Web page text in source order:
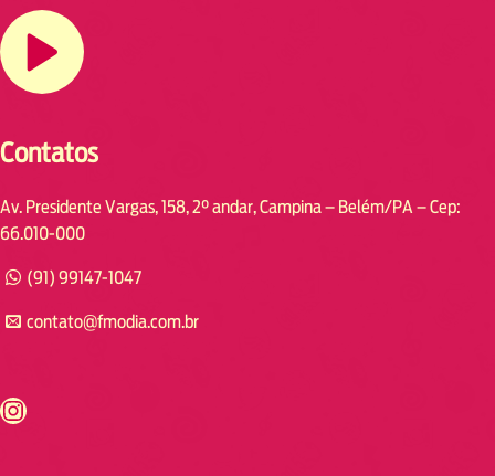
Contatos
Av. Presidente Vargas, 158, 2° andar, Campina – Belém/PA – Cep:
66.010-000
(91) 99147-1047
contato@fmodia.com.br
https://www.instagram.com/fmodia.cabofrio/